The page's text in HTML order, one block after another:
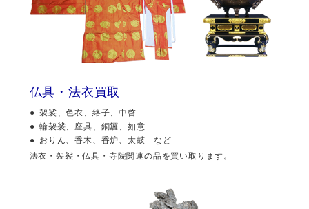
仏具・法衣買取
袈裟、色衣、絡子、中啓
輪袈裟、座具、銅鑼、如意
おりん、香木、香炉、太鼓 など
法衣・袈裟・仏具・寺院関連の品を買い取ります。